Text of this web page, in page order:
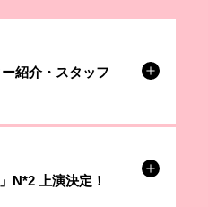
紹介・スタッフ
N*2 上演決定！